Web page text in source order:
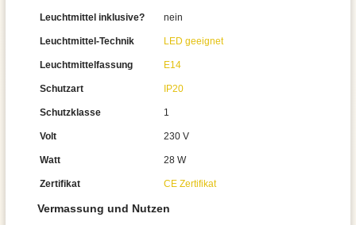
Leuchtmittel inklusive? nein
Leuchtmittel-Technik LED geeignet
Leuchtmittelfassung E14
Schutzart IP20
Schutzklasse 1
Volt 230 V
Watt 28 W
Zertifikat CE Zertifikat
Vermassung und Nutzen